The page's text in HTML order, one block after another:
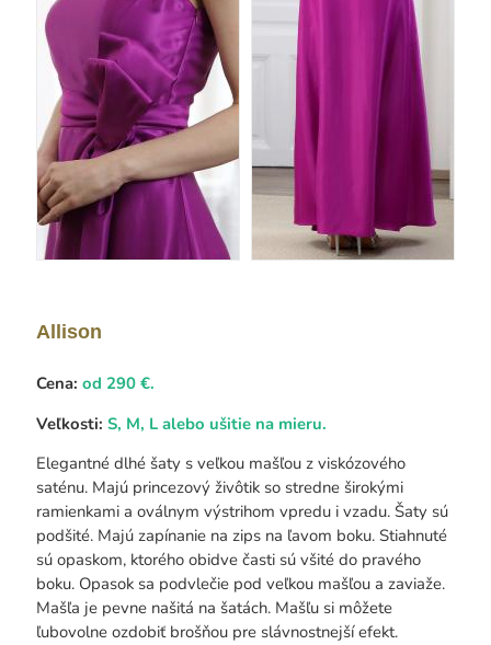
Allison
Cena:od 290 €.
Veľkosti:S, M, L alebo ušitie na mieru.
Elegantné dlhé šaty s veľkou mašľou z viskózového
saténu. Majú princezový živôtik so stredne širokými
ramienkami a oválnym výstrihom vpredu i vzadu. Šaty sú
podšité. Majú zapínanie na zips na ľavom boku. Stiahnuté
sú opaskom, ktorého obidve časti sú všité do pravého
boku. Opasok sa podvlečie pod veľkou mašľou a zaviaže.
Mašľa je pevne našitá na šatách. Mašľu si môžete
ľubovolne ozdobiť brošňou pre slávnostnejší efekt.